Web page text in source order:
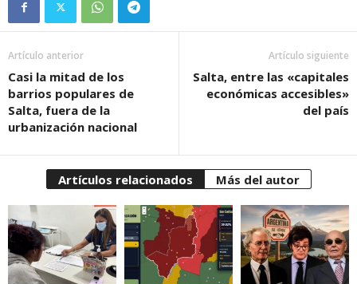
Artículo anterior
Casi la mitad de los
barrios populares de
Salta, fuera de la
urbanización nacional
Artículo siguiente
Salta, entre las «capitales
económicas accesibles»
del país
Artículos relacionados Más del autor